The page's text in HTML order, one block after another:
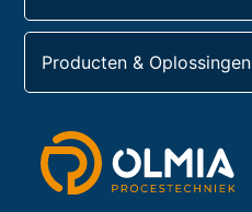
Producten & Oplossingen